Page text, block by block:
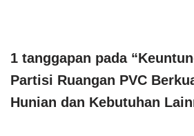
1 tanggapan pada
Partisi Ruangan PVC
Hunian dan Kebutuhan